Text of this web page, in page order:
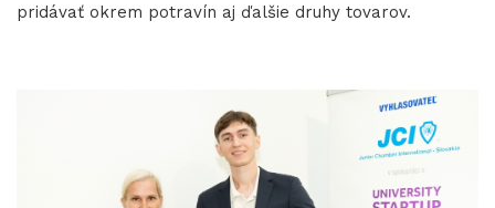
pridávať okrem potravín aj ďalšie druhy tovarov.